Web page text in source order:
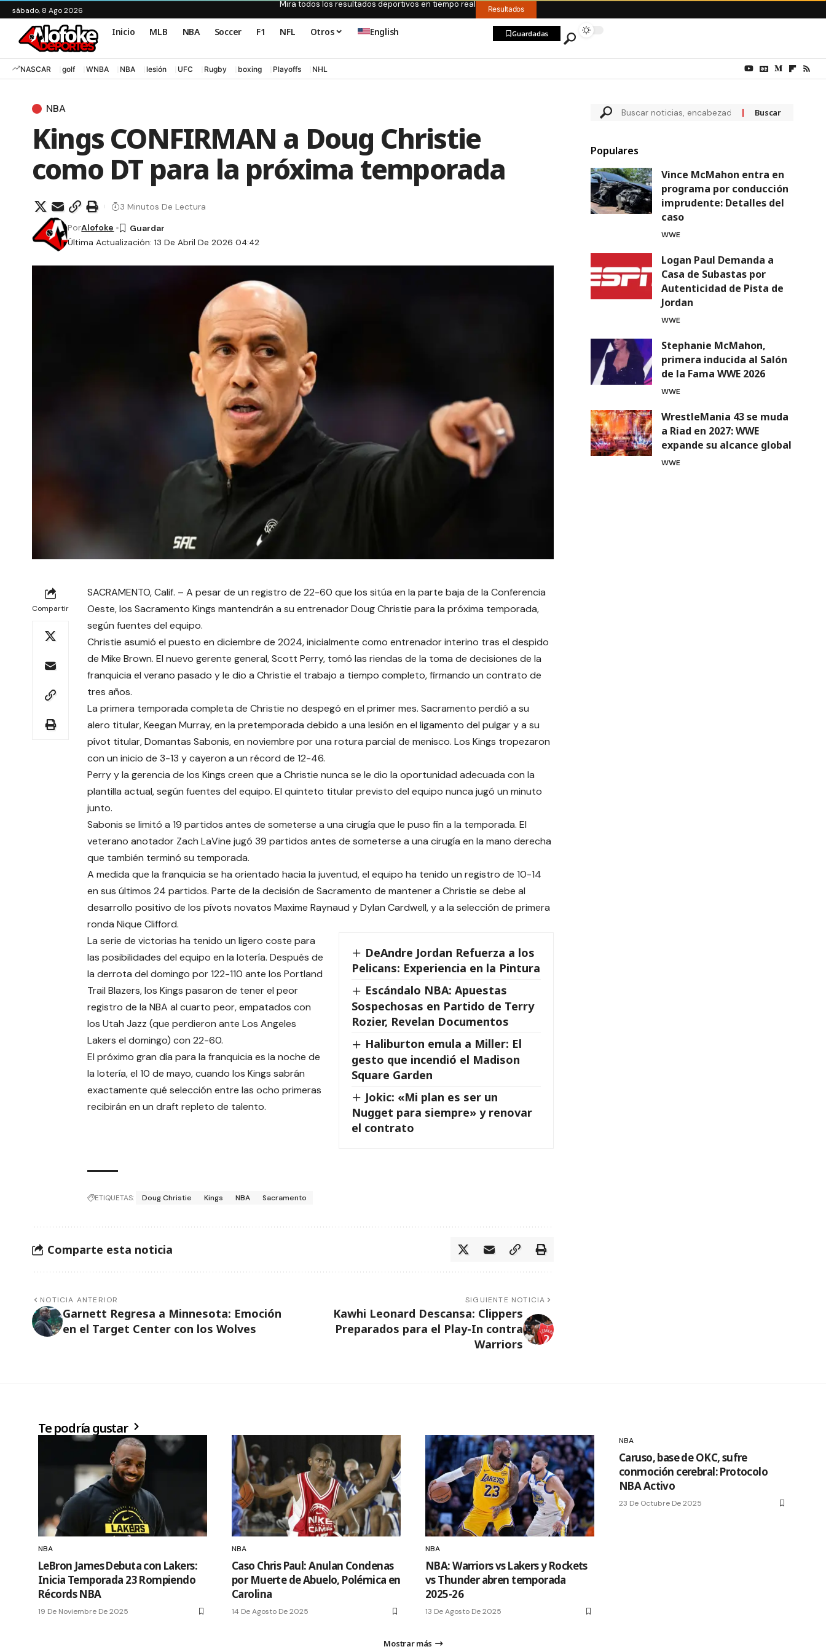
sábado, 8 Ago 2026
Mira todos los resultados deportivos en tiempo real Resultados
Inicio MLB NBA Soccer F1 NFL Otros English Guardadas
NASCAR golf WNBA NBA lesión UFC Rugby boxing Playoffs NHL
NBA
Kings CONFIRMAN a Doug Christie
como DT para la próxima temporada
Última Actualización: 13 De Abril De 2026 04:42
PorAlofoke
3 Minutos De Lectura
Compartir
SACRAMENTO, Calif. – A pesar de un registro de 22-60 que los sitúa en la parte baja de la Conferencia
Oeste, los Sacramento Kings mantendrán a su entrenador Doug Christie para la próxima temporada,
según fuentes del equipo.
Christie asumió el puesto en diciembre de 2024, inicialmente como entrenador interino tras el despido
de Mike Brown. El nuevo gerente general, Scott Perry, tomó las riendas de la toma de decisiones de la
franquicia el verano pasado y le dio a Christie el trabajo a tiempo completo, firmando un contrato de
tres años.
La primera temporada completa de Christie no despegó en el primer mes. Sacramento perdió a su
alero titular, Keegan Murray, en la pretemporada debido a una lesión en el ligamento del pulgar y a su
pívot titular, Domantas Sabonis, en noviembre por una rotura parcial de menisco. Los Kings tropezaron
con un inicio de 3-13 y cayeron a un récord de 12-46.
Perry y la gerencia de los Kings creen que a Christie nunca se le dio la oportunidad adecuada con la
plantilla actual, según fuentes del equipo. El quinteto titular previsto del equipo nunca jugó un minuto
junto.
Sabonis se limitó a 19 partidos antes de someterse a una cirugía que le puso fin a la temporada. El
veterano anotador Zach LaVine jugó 39 partidos antes de someterse a una cirugía en la mano derecha
que también terminó su temporada.
A medida que la franquicia se ha orientado hacia la juventud, el equipo ha tenido un registro de 10-14
en sus últimos 24 partidos. Parte de la decisión de Sacramento de mantener a Christie se debe al
desarrollo positivo de los pívots novatos Maxime Raynaud y Dylan Cardwell, y a la selección de primera
ronda Nique Clifford.
DeAndre Jordan Refuerza a los
Pelicans: Experiencia en la Pintura
Escándalo NBA: Apuestas
Sospechosas en Partido de Terry
Rozier, Revelan Documentos
Haliburton emula a Miller: El
gesto que incendió el Madison
Square Garden
Jokic: «Mi plan es ser un
Nugget para siempre» y renovar
el contrato
La serie de victorias ha tenido un ligero coste para
las posibilidades del equipo en la lotería. Después de
la derrota del domingo por 122-110 ante los Portland
Trail Blazers, los Kings pasaron de tener el peor
registro de la NBA al cuarto peor, empatados con
los Utah Jazz (que perdieron ante Los Angeles
Lakers el domingo) con 22-60.
El próximo gran día para la franquicia es la noche de
la lotería, el 10 de mayo, cuando los Kings sabrán
exactamente qué selección entre las ocho primeras
recibirán en un draft repleto de talento.
ETIQUETAS: Doug Christie Kings NBA Sacramento
Comparte esta noticia
NOTICIA ANTERIOR
Garnett Regresa a Minnesota: Emoción
en el Target Center con los Wolves
SIGUIENTE NOTICIA
Kawhi Leonard Descansa: Clippers
Preparados para el Play-In contra
Warriors
Populares
Vince McMahon entra en
programa por conducción
imprudente: Detalles del
caso
WWE
Logan Paul Demanda a
Casa de Subastas por
Autenticidad de Pista de
Jordan
WWE
Stephanie McMahon,
primera inducida al Salón
de la Fama WWE 2026
WWE
WrestleMania 43 se muda
a Riad en 2027: WWE
expande su alcance global
WWE
Te podría gustar
NBA
LeBron James Debuta con Lakers:
Inicia Temporada 23 Rompiendo
Récords NBA
19 De Noviembre De 2025
NBA
Caso Chris Paul: Anulan Condenas
por Muerte de Abuelo, Polémica en
Carolina
14 De Agosto De 2025
NBA
NBA: Warriors vs Lakers y Rockets
vs Thunder abren temporada
2025-26
13 De Agosto De 2025
NBA
Caruso, base de OKC, sufre
conmoción cerebral: Protocolo
NBA Activo
23 De Octubre De 2025
Mostrar más